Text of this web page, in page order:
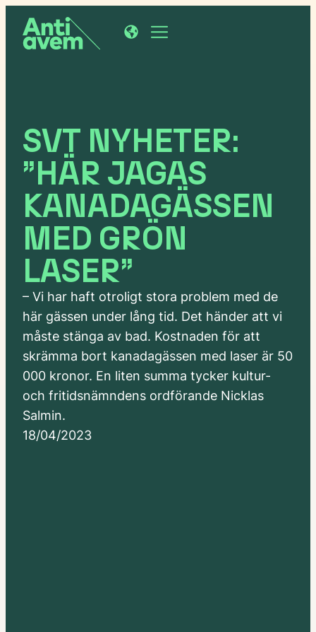
SVT NYHETER:
”HÄR JAGAS
KANADAGÄSSEN
MED GRÖN
LASER”
– Vi har haft otroligt stora problem med de
här gässen under lång tid. Det händer att vi
måste stänga av bad. Kostnaden för att
skrämma bort kanadagässen med laser är 50
000 kronor. En liten summa tycker kultur-
och fritidsnämndens ordförande Nicklas
Salmin.
18/04/2023